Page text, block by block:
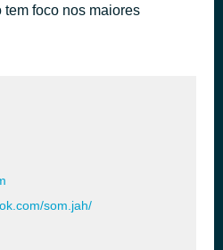
tem foco nos maiores
som.jah/